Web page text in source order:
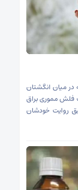
میان انگشتان
فلش مموری براق
روایت خودشان